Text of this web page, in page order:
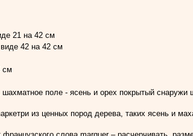
21 на 42 см
42 на 42 см
см
поле - ясень и орех покрытый снаружи
из ценных пород дерева, таких ясень и